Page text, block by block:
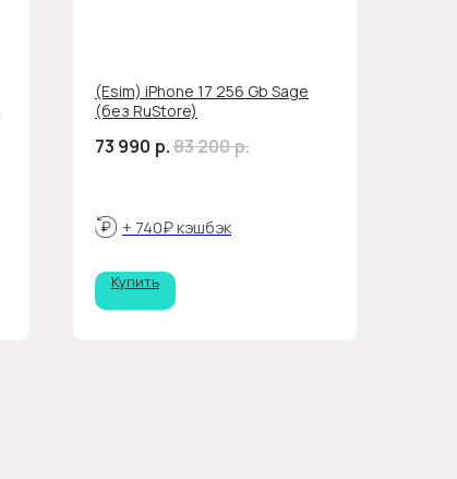
(Esim) iPhone 17 256 Gb Sage
(без RuStore)
73 990 р.83 200р.
+ 740₽ кэшбэк
Купить